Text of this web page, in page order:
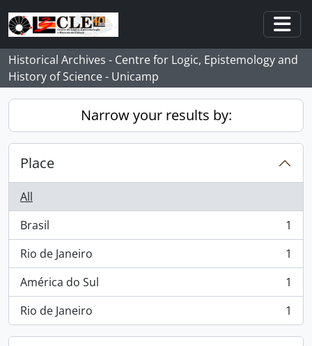
Skip to main content
Historical Archives - Centre for Logic, Epistemology and
History of Science - Unicamp
Narrow your results by:
Place
All
Brasil
, 1 results
1
Rio de Janeiro
, 1 results
1
América do Sul
, 1 results
1
Rio de Janeiro
, 1 results 1